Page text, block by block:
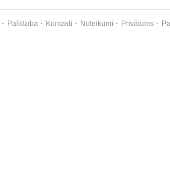
Palīdzība Kontakti Noteikumi Privātums